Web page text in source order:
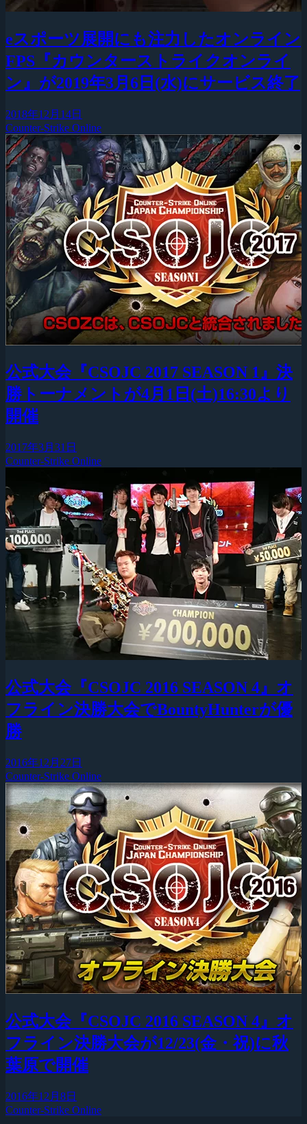
eスポーツ展開にも注力したオンライン
FPS『カウンターストライクオンライ
ン』が2019年3月6日(水)にサービス終了
2018年12月14日
Counter-Strike Online
公式大会『CSOJC 2017 SEASON 1』決
勝トーナメントが4月1日(土)16:30より
開催
2017年3月31日
Counter-Strike Online
公式大会『CSOJC 2016 SEASON 4』オ
フライン決勝大会でBountyHunterが優
勝
2016年12月27日
Counter-Strike Online
公式大会『CSOJC 2016 SEASON 4』オ
フライン決勝大会が12/23(金・祝)に秋
葉原で開催
2016年12月8日
Counter-Strike Online